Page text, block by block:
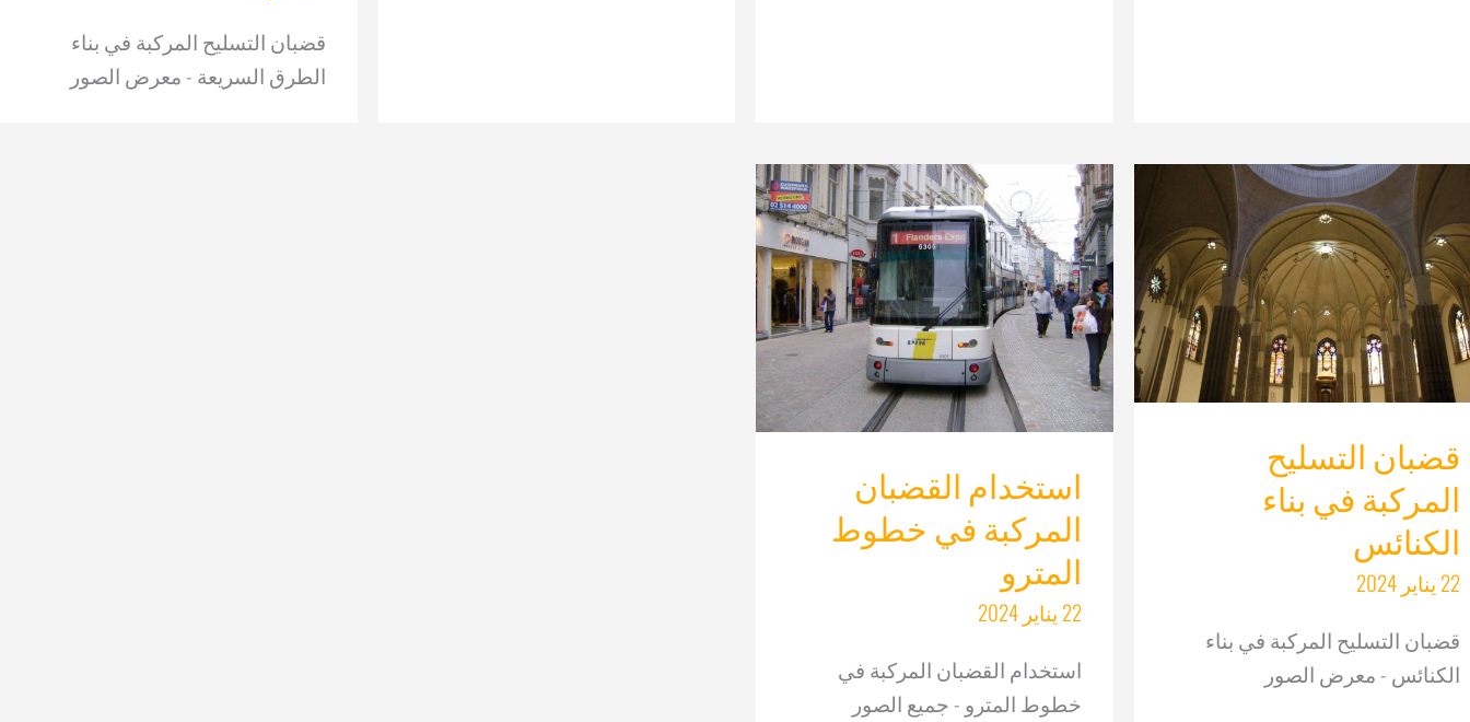
قضبان التسليح المركبة في بناء
الطرق السريعة - معرض الصور
قضبان التسليح
المركبة في بناء
الكنائس
22 يناير 2024
قضبان التسليح المركبة في بناء
الكنائس - معرض الصور
استخدام القضبان
المركبة في خطوط
المترو
22 يناير 2024
استخدام القضبان المركبة في
خطوط المترو - جميع الصور